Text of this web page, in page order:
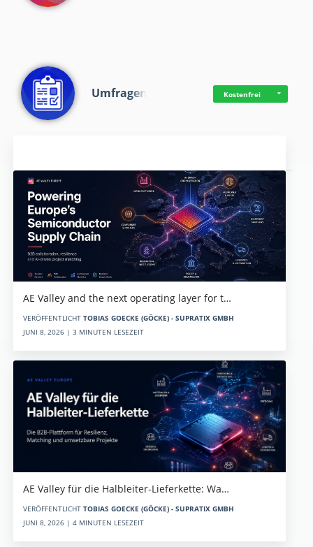
Umfragen Kostenfrei
AE Valley and the next operating layer for t…
VERÖFFENTLICHT TOBIAS GOECKE (GÖCKE) - SUPRATIX GMBH
JUNI 8, 2026 | 3 MINUTEN LESEZEIT
AE Valley für die Halbleiter-Lieferkette: Wa…
VERÖFFENTLICHT TOBIAS GOECKE (GÖCKE) - SUPRATIX GMBH
JUNI 8, 2026 | 4 MINUTEN LESEZEIT